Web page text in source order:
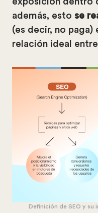
además, esto se
(es decir, no paga)
relación ideal entre
Definición de SEO y su